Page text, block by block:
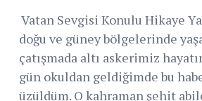
Vatan Sevgisi Konulu Hikaye
doğu ve güney bölgelerinde
çatışmada altı askerimiz
gün okuldan geldiğimde bu
üzüldüm. O kahraman şehit